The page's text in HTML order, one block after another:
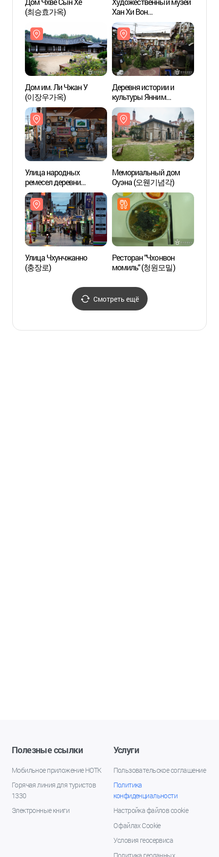
(최승효가옥)
Хан Хи Вон
(한희원미술관)
Дом им. Ли Чжан У
(이장우가옥)
Деревня истории и
культуры Янним
(양림역사문화마을)
Улица народных
ремесел деревни
пингвинов в Янним-доне
(양림동
펭귄마을공예거리)
Мемориальный дом
Оуэна (오웬기념각)
Улица Чхунчжанно
(충장로)
Ресторан "Чхонвон
момиль" (청원모밀)
Смотреть ещё
Полезные ссылки
Мобильное приложение НОТК
Горячая линия для туристов
1330
Электронные книги
Услуги
Пользовательское соглашение
Политика
конфиденциальности
Настройка файлов cookie
О файлах Cookie
Условия геосервиса
Политика геоданных